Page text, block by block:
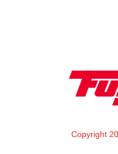
Copyright